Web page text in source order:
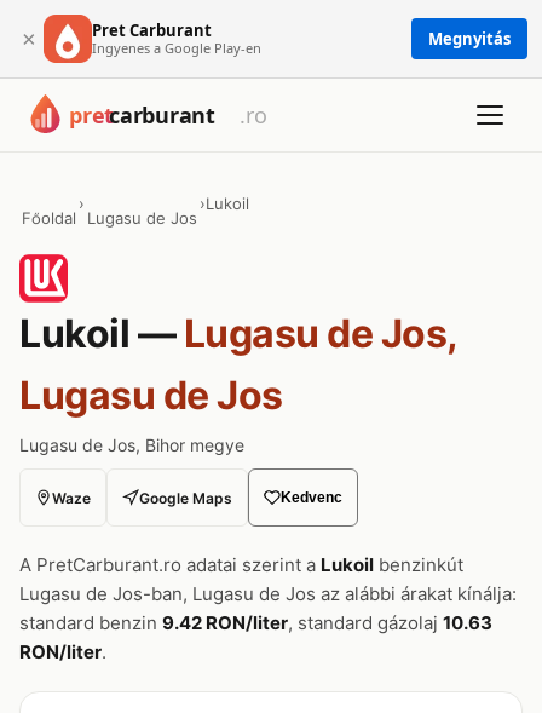
× Pret Carburant
Ingyenes a Google Play-en Megnyitás
Főoldal
›
Lugasu de Jos
›Lukoil
Lukoil — Lugasu de Jos,
Lugasu de Jos
Lugasu de Jos, Bihor megye
Waze Google Maps Kedvenc
A PretCarburant.ro adatai szerint a Lukoil benzinkút
Lugasu de Jos-ban, Lugasu de Jos az alábbi árakat kínálja:
standard benzin 9.42 RON/liter, standard gázolaj 10.63
RON/liter.